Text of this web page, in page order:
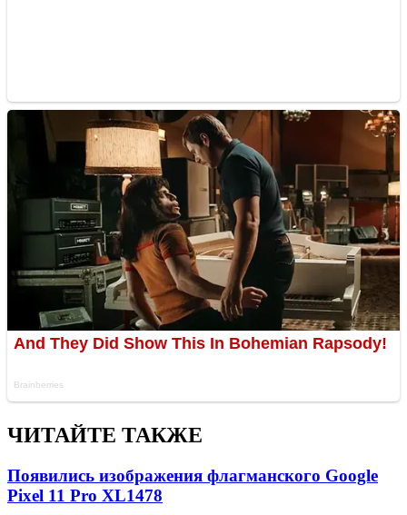
ЧИТАЙТЕ ТАКЖЕ
Появились изображения флагманского Google
Pixel 11 Pro XL1478